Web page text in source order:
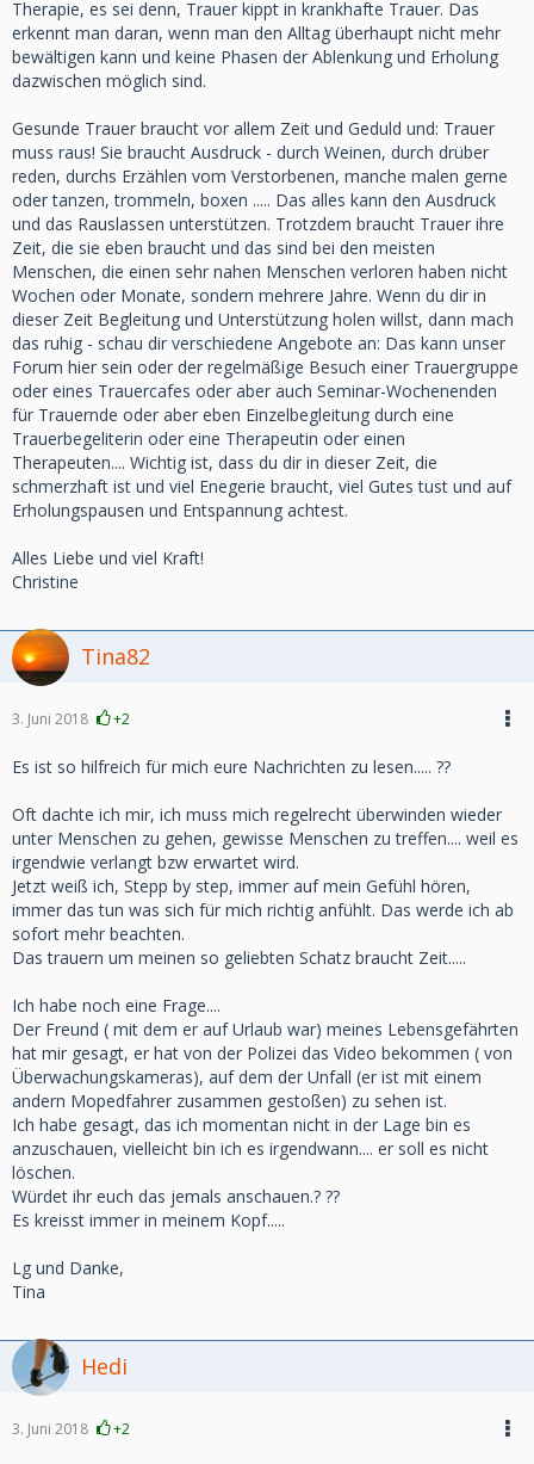
Therapie, es sei denn, Trauer kippt in krankhafte Trauer. Das
erkennt man daran, wenn man den Alltag überhaupt nicht mehr
bewältigen kann und keine Phasen der Ablenkung und Erholung
dazwischen möglich sind.
Gesunde Trauer braucht vor allem Zeit und Geduld und: Trauer
muss raus! Sie braucht Ausdruck - durch Weinen, durch drüber
reden, durchs Erzählen vom Verstorbenen, manche malen gerne
oder tanzen, trommeln, boxen ..... Das alles kann den Ausdruck
und das Rauslassen unterstützen. Trotzdem braucht Trauer ihre
Zeit, die sie eben braucht und das sind bei den meisten
Menschen, die einen sehr nahen Menschen verloren haben nicht
Wochen oder Monate, sondern mehrere Jahre. Wenn du dir in
dieser Zeit Begleitung und Unterstützung holen willst, dann mach
das ruhig - schau dir verschiedene Angebote an: Das kann unser
Forum hier sein oder der regelmäßige Besuch einer Trauergruppe
oder eines Trauercafes oder aber auch Seminar-Wochenenden
für Trauernde oder aber eben Einzelbegleitung durch eine
Trauerbegeliterin oder eine Therapeutin oder einen
Therapeuten.... Wichtig ist, dass du dir in dieser Zeit, die
schmerzhaft ist und viel Enegerie braucht, viel Gutes tust und auf
Erholungspausen und Entspannung achtest.
Alles Liebe und viel Kraft!
Christine
Tina82
3. Juni 2018 +2
Es ist so hilfreich für mich eure Nachrichten zu lesen..... ??
Oft dachte ich mir, ich muss mich regelrecht überwinden wieder
unter Menschen zu gehen, gewisse Menschen zu treffen.... weil es
irgendwie verlangt bzw erwartet wird.
Jetzt weiß ich, Stepp by step, immer auf mein Gefühl hören,
immer das tun was sich für mich richtig anfühlt. Das werde ich ab
sofort mehr beachten.
Das trauern um meinen so geliebten Schatz braucht Zeit.....
Ich habe noch eine Frage....
Der Freund ( mit dem er auf Urlaub war) meines Lebensgefährten
hat mir gesagt, er hat von der Polizei das Video bekommen ( von
Überwachungskameras), auf dem der Unfall (er ist mit einem
andern Mopedfahrer zusammen gestoßen) zu sehen ist.
Ich habe gesagt, das ich momentan nicht in der Lage bin es
anzuschauen, vielleicht bin ich es irgendwann.... er soll es nicht
löschen.
Würdet ihr euch das jemals anschauen.? ??
Es kreisst immer in meinem Kopf.....
Lg und Danke,
Tina
Hedi
3. Juni 2018 +2